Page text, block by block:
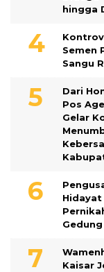
hingga
Semen
Sangu
Dari
Pos
Gelar
Hidayat
Kaisar